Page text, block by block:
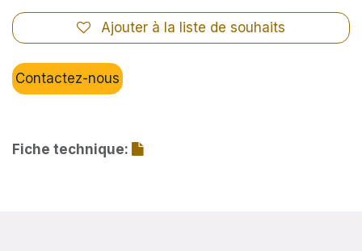
Ajouter à la liste de souhaits
Contactez-nous
Fiche technique: